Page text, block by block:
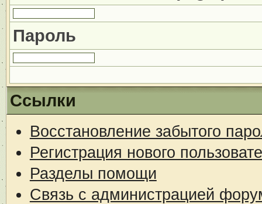
Пароль
Ссылки
Восстановление забытого
Регистрация нового
Разделы помощи
Связь с администрацией